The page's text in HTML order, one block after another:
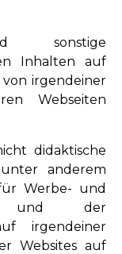
sonstige
Inhalten auf
von irgendeiner
Webseiten
didaktische
anderem
Werbe- und
und der
irgendeiner
Websites auf